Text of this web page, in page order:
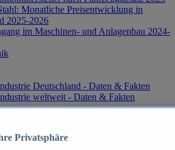
Monatliche Preisentwicklung in
2025-2026
im Maschinen- und Anlagenbau 2024-
Deutschland - Daten & Fakten
weltweit - Daten & Fakten
Privatsphäre